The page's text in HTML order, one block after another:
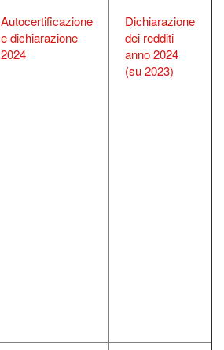
Autocertificazione
e dichiarazione
2024
Dichiarazione
dei redditi
anno 2024
(su 2023)